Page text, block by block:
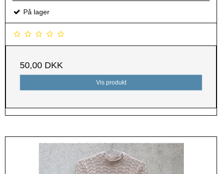
På lager
50,00 DKK
Vis produkt